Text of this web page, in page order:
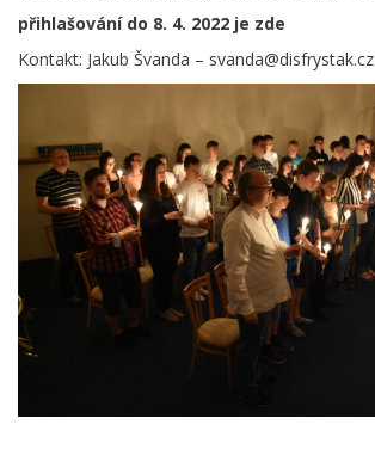
přihlašování do 8. 4. 2022 je zde
Kontakt: Jakub Švanda – svanda@disfrystak.cz